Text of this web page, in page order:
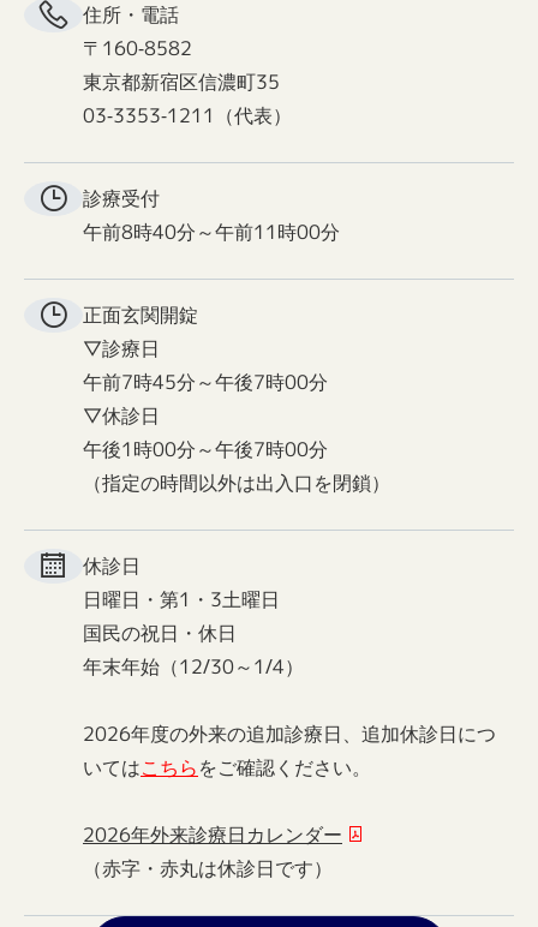
住所・電話
〒160-8582
東京都新宿区信濃町35
03-3353-1211（代表）
診療受付
午前8時40分～午前11時00分
正面玄関開錠
▽診療日
午前7時45分～午後7時00分
▽休診日
午後1時00分～午後7時00分
（指定の時間以外は出入口を閉鎖）
休診日
日曜日・第1・3土曜日
国民の祝日・休日
年末年始（12/30～1/4）
2026年度の外来の追加診療日、追加休診日につ
いてはこちらをご確認ください。
2026年外来診療日カレンダー
（赤字・赤丸は休診日です）